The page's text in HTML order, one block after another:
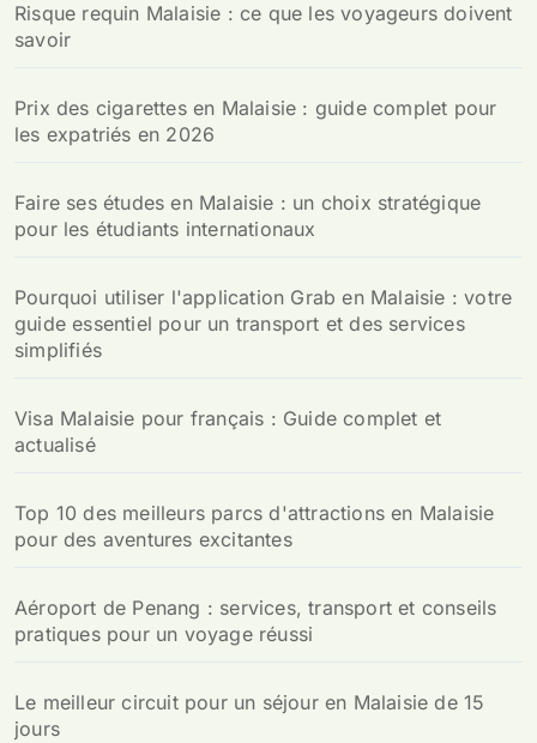
Risque requin Malaisie : ce que les voyageurs doivent
savoir
Prix des cigarettes en Malaisie : guide complet pour
les expatriés en 2026
Faire ses études en Malaisie : un choix stratégique
pour les étudiants internationaux
Pourquoi utiliser l'application Grab en Malaisie : votre
guide essentiel pour un transport et des services
simplifiés
Visa Malaisie pour français : Guide complet et
actualisé
Top 10 des meilleurs parcs d'attractions en Malaisie
pour des aventures excitantes
Aéroport de Penang : services, transport et conseils
pratiques pour un voyage réussi
Le meilleur circuit pour un séjour en Malaisie de 15
jours